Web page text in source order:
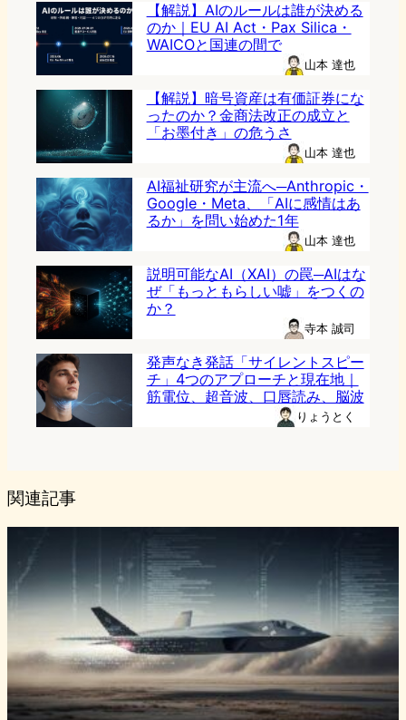
【解説】AIのルールは誰が決める
のか｜EU AI Act・Pax Silica・
WAICOと国連の間で
山本 達也
【解説】暗号資産は有価証券にな
ったのか？金商法改正の成立と
「お墨付き」の危うさ
山本 達也
AI福祉研究が主流へ─Anthropic・
Google・Meta、「AIに感情はあ
るか」を問い始めた1年
山本 達也
説明可能なAI（XAI）の罠─AIはな
ぜ「もっともらしい嘘」をつくの
か？
寺本 誠司
発声なき発話「サイレントスピー
チ」4つのアプローチと現在地｜
筋電位、超音波、口唇読み、脳波
りょうとく
関連記事